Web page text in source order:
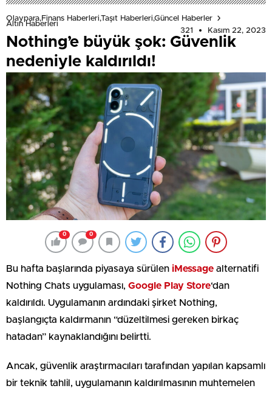
Olaypara,Finans Haberleri,Taşıt Haberleri,Güncel Haberler
Altın Haberleri
321
Kasım 22, 2023
Nothing’e büyük şok: Güvenlik
nedeniyle kaldırıldı!
0 0
Bu hafta başlarında piyasaya sürülen iMessage alternatifi
Nothing Chats uygulaması, Google Play Store‘dan
kaldırıldı. Uygulamanın ardındaki şirket Nothing,
başlangıçta kaldırmanın “düzeltilmesi gereken birkaç
hatadan” kaynaklandığını belirtti.
Ancak, güvenlik araştırmacıları tarafından yapılan kapsamlı
bir teknik tahlil, uygulamanın kaldırılmasının muhtemelen